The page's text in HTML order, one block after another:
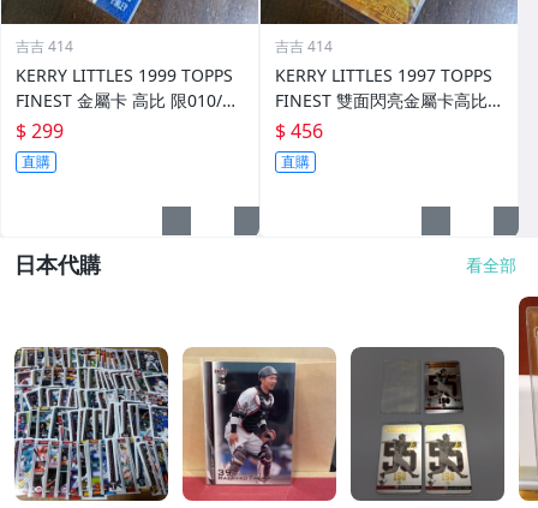
吉吉 414
KERRY LITTLES 1999 TOPPS
FINEST 金屬卡 高比 限010/75
0 前後如圖
$ 299
直購
吉吉 414
KERRY LITTLES 1997 TOPPS
FINEST 雙面閃亮金屬卡高比 R
EF 限135/289 前後如圖
$ 456
直購
日本代購 看全部